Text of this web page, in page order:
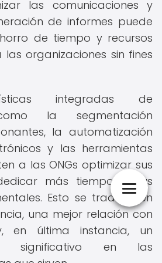
las comunicaciones y
de informes puede
de tiempo y recursos
organizaciones sin fines
integradas de
la segmentación
la automatización
y las herramientas
a las ONGs optimizar sus
más tiempo a sus
Esto se traduce en
una mejor relación con
en última instancia, un
significativo en las